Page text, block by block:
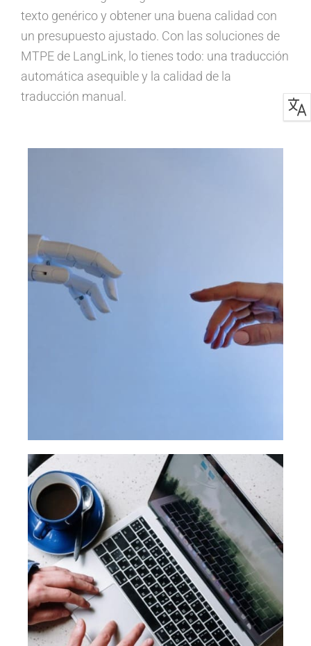
texto genérico y obtener una buena calidad con
un presupuesto ajustado. Con las soluciones de
MTPE de LangLink, lo tienes todo: una traducción
automática asequible y la calidad de la
traducción manual.